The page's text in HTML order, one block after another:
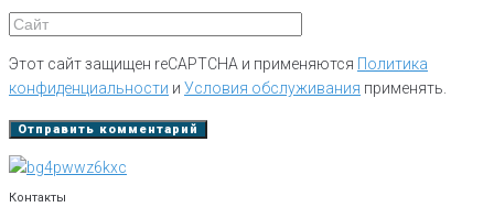
Этот сайт защищен reCAPTCHA и применяются Политика
конфиденциальности и Условия обслуживания применять.
Контакты